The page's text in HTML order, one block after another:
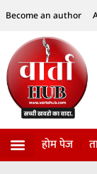
Become an author
होम पेज